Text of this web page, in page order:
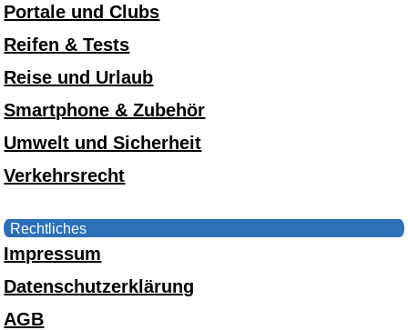
Portale und Clubs
Reifen & Tests
Reise und Urlaub
Smartphone & Zubehör
Umwelt und Sicherheit
Verkehrsrecht
Rechtliches
Impressum
Datenschutzerklärung
AGB